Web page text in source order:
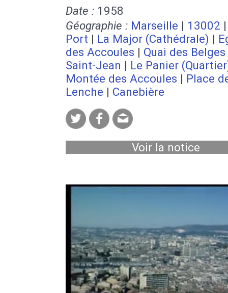
Date : 1958
Géographie : Marseille | 13002
Port | La Major (Cathédrale) |
des Accoules | Quai des Belges
Saint-Jean | Le Panier
Montée des Accoules | Place
Lenche | Canebière
Voir la notice